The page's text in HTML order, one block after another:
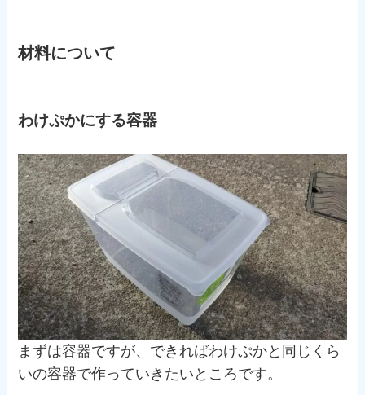
材料について
わけぷかにする容器
まずは容器ですが、できればわけぷかと同じくら
いの容器で作っていきたいところです。